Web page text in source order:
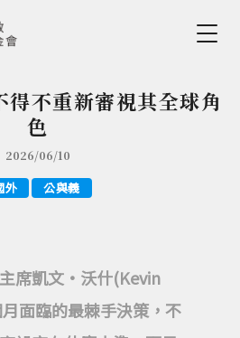
to Navigation
Main content
不重新審視其全球角
色
2026/06/10
外 公與義
席凱文•沃什(Kevin
面臨的最棘手決策，不